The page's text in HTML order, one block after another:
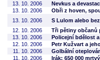
13. 10. 2006
Nevkus a
13. 10. 2006
Obři z hoven,
13. 10. 2006
S Lulom alebo
12. 10. 2006
Tři pětiny občanů
13. 10. 2006
Policejní bdělost
12. 10. 2006
Petr Kužvart a
11. 10. 2006
Golbální
11. 10. 2006
Irák: 650 000